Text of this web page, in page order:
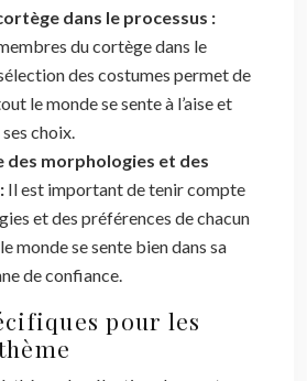
dans le processus :
du cortège dans le
des costumes permet de
le monde se sente à l’aise et
choix.
des morphologies et des
Il est important de tenir compte
et des préférences de chacun
monde se sente bien dans sa
de confiance.
pour les